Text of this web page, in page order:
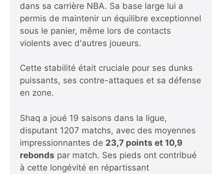
dans sa carrière NBA. Sa base large lui a
permis de maintenir un équilibre exceptionnel
sous le panier, même lors de contacts
violents avec d'autres joueurs.
Cette stabilité était cruciale pour ses dunks
puissants, ses contre-attaques et sa défense
en zone.
Shaq a joué 19 saisons dans la ligue,
disputant 1207 matchs, avec des moyennes
impressionnantes de 23,7 points et 10,9
rebonds par match. Ses pieds ont contribué
à cette longévité en répartissant